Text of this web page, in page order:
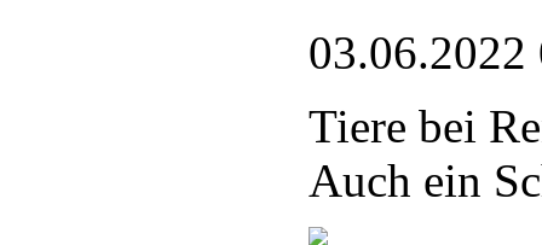
03.06.2022
Tiere bei
Auch ein